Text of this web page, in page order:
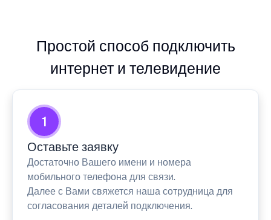
Простой способ подключить
интернет и телевидение
1
Оставьте заявку
Достаточно Вашего имени и номера
мобильного телефона для связи.
Далее с Вами свяжется наша сотрудница для
согласования деталей подключения.